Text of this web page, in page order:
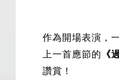
作為開場表演，
上一首應節的 《
讚賞！